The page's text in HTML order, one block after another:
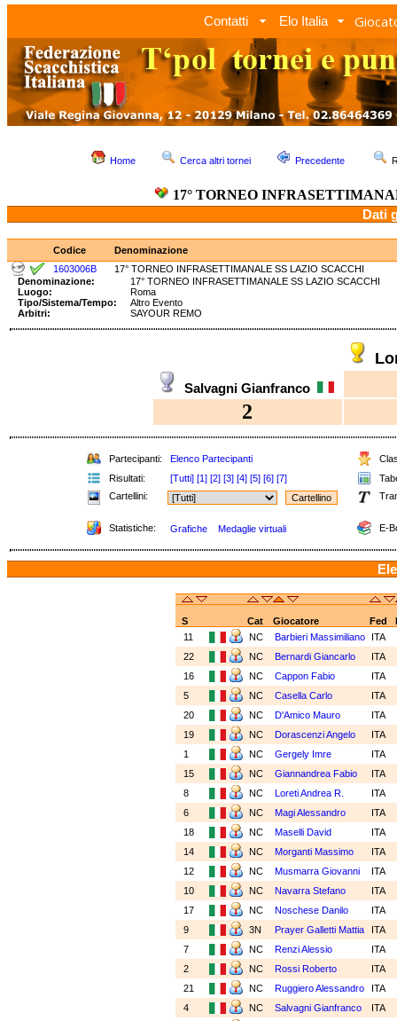
Contatti Elo Italia
Home Cerca altri tornei Precedente
17° TORNEO
Dati
Codice
Denominazione
1603006B
17° TORNEO INFRASETTIMANALE SS LAZIO SCACCHI
Denominazione:
17° TORNEO INFRASETTIMANALE SS LAZIO
Luogo:
Roma
Tipo/Sistema/Tempo:
Altro Evento
Arbitri:
SAYOUR REMO
Salvagni Gianfranco
2
Partecipanti: Elenco Partecipanti
Risultati:
[Tutti] [1] [2] [3] [4] [5] [6] [7]
Cartellini:
Statistiche: Grafiche Medaglie virtuali E-
S Cat Giocatore Fed
11
NC Barbieri Massimiliano ITA
22
NC Bernardi Giancarlo ITA
16
NC Cappon Fabio ITA
5
NC Casella Carlo ITA
20
NC D'Amico Mauro ITA
19
NC Dorascenzi Angelo ITA
1
NC Gergely Imre ITA
15
NC Giannandrea Fabio ITA
8
NC Loreti Andrea R. ITA
6
NC Magi Alessandro ITA
18
NC Maselli David ITA
14
NC Morganti Massimo ITA
12
NC Musmarra Giovanni ITA
10
NC Navarra Stefano ITA
17
NC Noschese Danilo ITA
9
3N Prayer Galletti Mattia ITA
7
NC Renzi Alessio ITA
2
NC Rossi Roberto ITA
21
NC Ruggiero Alessandro ITA
4
NC Salvagni Gianfranco ITA